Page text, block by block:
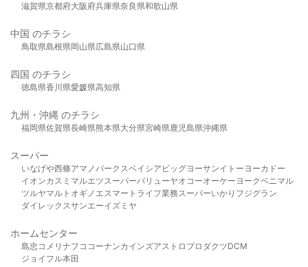
滋賀県京都府大阪府兵庫県奈良県和歌山県
中国 のチラシ
鳥取県島根県岡山県広島県山口県
四国 のチラシ
徳島県香川県愛媛県高知県
九州・沖縄 のチラシ
福岡県佐賀県長崎県熊本県大分県宮崎県鹿児島県沖縄県
スーパー
いなげや西條アマノパークスベイシア ビッグヨーサンイトーヨーカドー
イオンカスミ マルエツスーパーバリューヤオコーオーケー ヨークベニマル
ツルヤマルト オギノ エスマート ライフ業務スーパーいかり フジグラン
ダイレックスサンエーイズミヤ
ホームセンター
島忠 コメリ ナフコ コーナンカインズアストロプロダクツDCM
ジョイフル本田